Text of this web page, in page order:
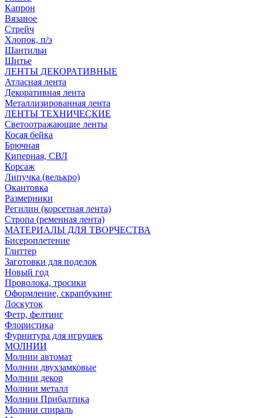
Капрон
Вязаное
Стрейч
Хлопок, п/э
Шантильи
Шитье
ЛЕНТЫ ДЕКОРАТИВНЫЕ
Атласная лента
Декоративная лента
Металлизированная лента
ЛЕНТЫ ТЕХНИЧЕСКИЕ
Светоотражающие ленты
Косая бейка
Брючная
Киперная, СВЛ
Корсаж
Липучка (велькро)
Окантовка
Размерники
Регилин (корсетная лента)
Стропа (ременная лента)
МАТЕРИАЛЫ ДЛЯ ТВОРЧЕСТВА
Бисероплетение
Глиттер
Заготовки для поделок
Новый год
Проволока, тросики
Оформление, скрапбукинг
Лоскуток
Фетр, фелтинг
Флористика
Фурнитура для игрушек
МОЛНИИ
Молнии автомат
Молнии двухзамковые
Молнии декор
Молнии металл
Молнии Прибалтика
Молнии спираль